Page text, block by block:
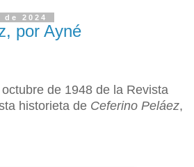
2024
por Ayné
de 1948 de la Revista
historieta de Ceferino Peláez,